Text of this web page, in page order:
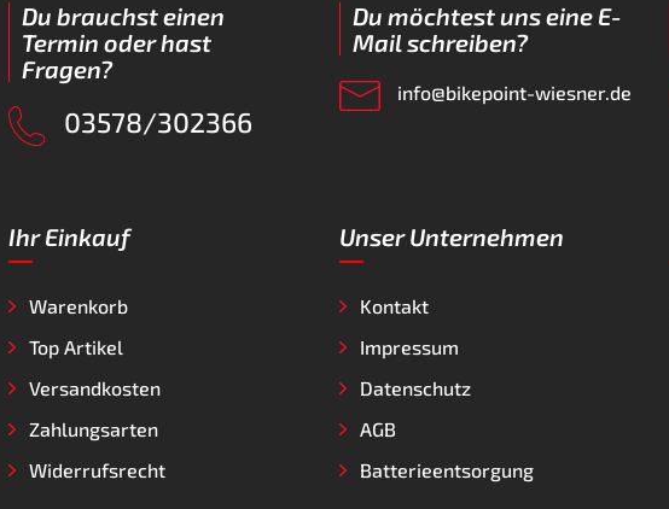
Du brauchst einen
Termin oder hast
Fragen?
03578/302366
Du möchtest uns eine E-
Mail schreiben?
info@bikepoint-wiesner.de
Ihr Einkauf
Warenkorb
Top Artikel
Versandkosten
Zahlungsarten
Widerrufsrecht
Unser Unternehmen
Kontakt
Impressum
Datenschutz
AGB
Batterieentsorgung